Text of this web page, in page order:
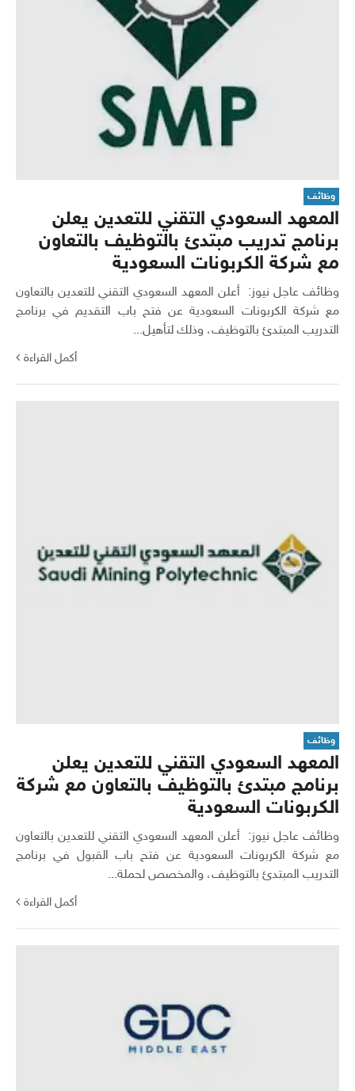
وظائف
المعهد السعودي التقني للتعدين يعلن
برنامج تدريب مبتدئ بالتوظيف بالتعاون
مع شركة الكربونات السعودية
وظائف عاجل نيوز: أعلن المعهد السعودي التقني للتعدين بالتعاون
مع شركة الكربونات السعودية عن فتح باب التقديم في برنامج
التدريب المبتدئ بالتوظيف، وذلك لتأهيل...
أكمل القراءة
وظائف
المعهد السعودي التقني للتعدين يعلن
برنامج مبتدئ بالتوظيف بالتعاون مع شركة
الكربونات السعودية
وظائف عاجل نيوز: أعلن المعهد السعودي التقني للتعدين بالتعاون
مع شركة الكربونات السعودية عن فتح باب القبول في برنامج
التدريب المبتدئ بالتوظيف، والمخصص لحملة...
أكمل القراءة